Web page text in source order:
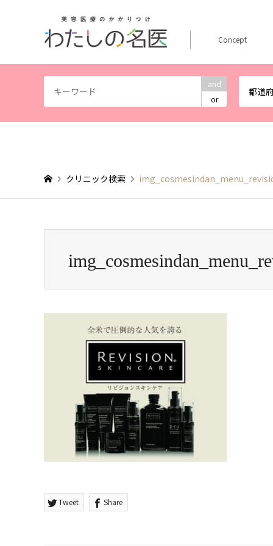
and
or
都道
Concept
クリニック検索
Tweet Share